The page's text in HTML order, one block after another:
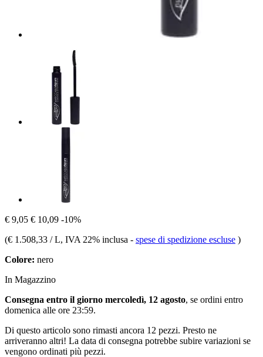
€ 9,05 € 10,09 -10%
(€ 1.508,33 / L, IVA 22% inclusa - spese di spedizione escluse )
Colore: nero
In Magazzino
Consegna entro il giorno mercoledì, 12 agosto, se ordini entro
domenica alle ore 23:59.
Di questo articolo sono rimasti ancora 12 pezzi. Presto ne
arriveranno altri! La data di consegna potrebbe subire variazioni se
vengono ordinati più pezzi.